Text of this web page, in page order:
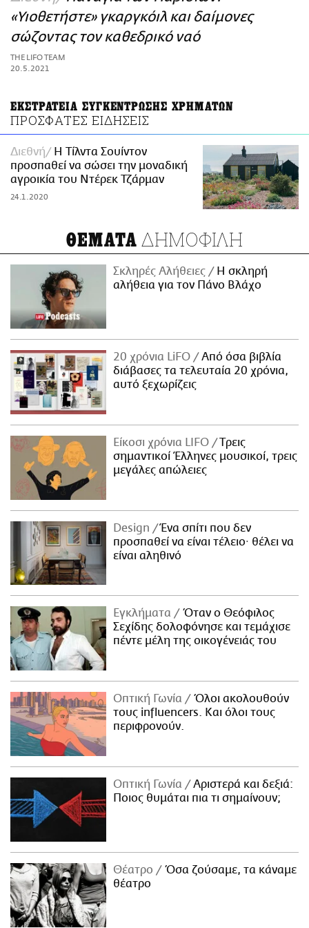
ΑΜΠΑ
PRINT
«Υιοθετήστε» γκαργκόιλ και δαίμονες
σώζοντας τον καθεδρικό ναό
THE LIFO TEAM
20.5.2021
ΕΚΣΤΡΑΤΕΙΑ ΣΥΓΚΕΝΤΡΩΣΗΣ ΧΡΗΜΑΤΩΝ
ΠΡΟΣΦΑΤΕΣ ΕΙΔΗΣΕΙΣ
Διεθνή
Η Τίλντα Σουίντον
προσπαθεί να σώσει την μοναδική
αγροικία του Ντέρεκ Τζάρμαν
24.1.2020
ΘΕΜΑΤΑ ΔΗΜΟΦΙΛΗ
Σκληρές Αλήθειες
H σκληρή
αλήθεια για τον Πάνο Βλάχο
20 χρόνια LiFO
Από όσα βιβλία
διάβασες τα τελευταία 20 χρόνια,
αυτό ξεχωρίζεις
Είκοσι χρόνια LIFO
Tρεις
σημαντικοί Έλληνες μουσικοί, τρεις
μεγάλες απώλειες
Design
Ένα σπίτι που δεν
προσπαθεί να είναι τέλειο· θέλει να
είναι αληθινό
Εγκλήματα
Όταν ο Θεόφιλος
Σεχίδης δολοφόνησε και τεμάχισε
πέντε μέλη της οικογένειάς του
Οπτική Γωνία
Όλοι ακολουθούν
τους influencers. Και όλοι τους
περιφρονούν.
Οπτική Γωνία
Αριστερά και δεξιά:
Ποιος θυμάται πια τι σημαίνουν;
Θέατρο
Όσα ζούσαμε, τα κάναμε
θέατρο